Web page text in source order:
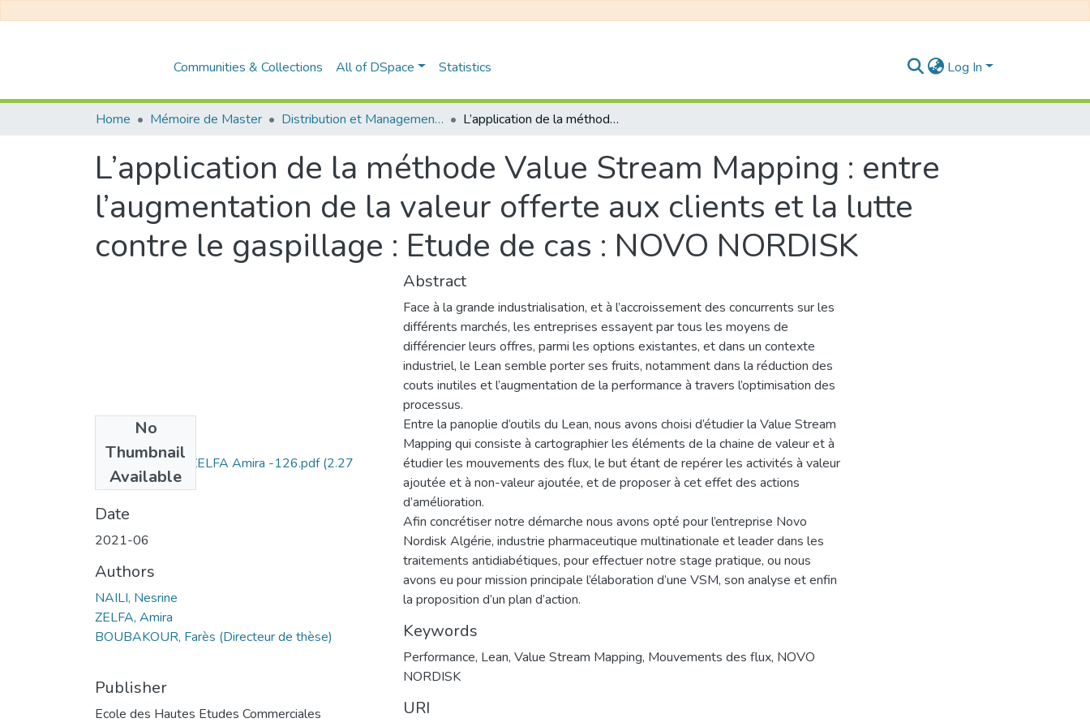
Communities & Collections All of DSpace Statistics Log In
Home Mémoire de Master Distribution et Management de la Chaîne Logistique L’application de la méthode Value Stream Mapping : entre l’augmentation de la valeur offerte aux clients et la lutte contre le gaspillage : Etude de cas : NOVO NORDISK
L’application de la méthode Value Stream Mapping : entre
l’augmentation de la valeur offerte aux clients et la lutte
contre le gaspillage : Etude de cas : NOVO NORDISK
No
Thumbnail
Available
NAILI Nesrine + ZELFA Amira -126.pdf(2.27
MB)
Date
2021-06
Authors
NAILI, Nesrine
ZELFA, Amira
BOUBAKOUR, Farès (Directeur de thèse)
Publisher
Ecole des Hautes Etudes Commerciales
Abstract
Face à la grande industrialisation, et à l’accroissement des concurrents sur les
différents marchés, les entreprises essayent par tous les moyens de
différencier leurs offres, parmi les options existantes, et dans un contexte
industriel, le Lean semble porter ses fruits, notamment dans la réduction des
couts inutiles et l’augmentation de la performance à travers l’optimisation des
processus.
Entre la panoplie d’outils du Lean, nous avons choisi d’étudier la Value Stream
Mapping qui consiste à cartographier les éléments de la chaine de valeur et à
étudier les mouvements des flux, le but étant de repérer les activités à valeur
ajoutée et à non-valeur ajoutée, et de proposer à cet effet des actions
d’amélioration.
Afin concrétiser notre démarche nous avons opté pour l’entreprise Novo
Nordisk Algérie, industrie pharmaceutique multinationale et leader dans les
traitements antidiabétiques, pour effectuer notre stage pratique, ou nous
avons eu pour mission principale l’élaboration d’une VSM, son analyse et enfin
la proposition d’un plan d’action.
Keywords
Performance, Lean, Value Stream Mapping, Mouvements des flux, NOVO
NORDISK
URI